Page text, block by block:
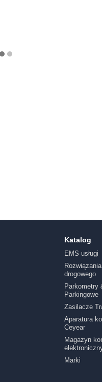
Katalog
EMS usługi
drogowego
Parkometry
Parkingowe
Zasilacze
Aparatura
Ceyear
Magazyn
Marki